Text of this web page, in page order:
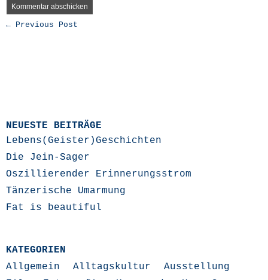
← Previous Post
NEUESTE BEITRÄGE
Lebens(Geister)Geschichten
Die Jein-Sager
Oszillierender Erinnerungsstrom
Tänzerische Umarmung
Fat is beautiful
KATEGORIEN
Allgemein
Alltagskultur
Ausstellung